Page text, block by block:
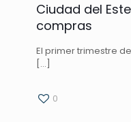
Ciudad del
compras
El primer trimestre
[…]
0